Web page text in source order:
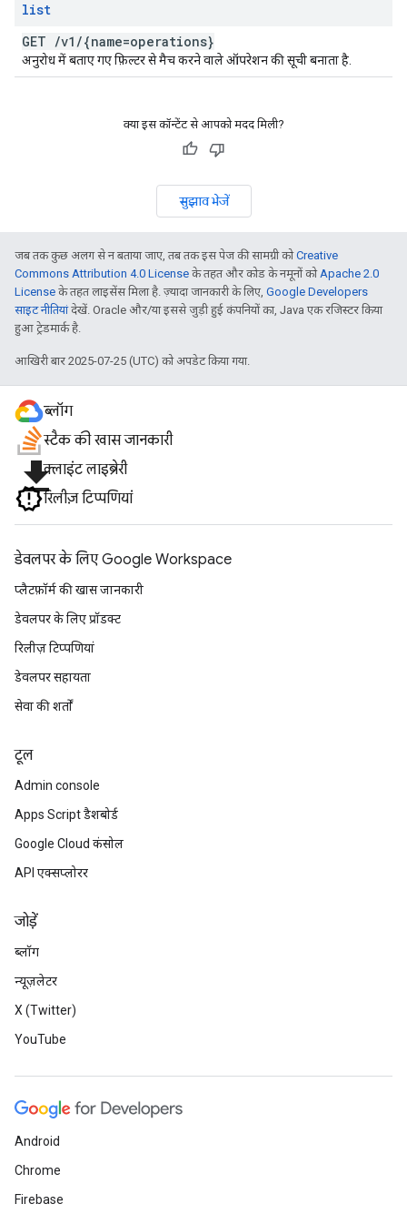
list
GET /v1 /{name=operations}
अनुरोध में बताए गए फ़िल्टर से मैच करने वाले ऑपरेशन की सूची बनाता है.
क्या इस कॉन्टेंट से आपको मदद मिली?
सुझाव भेजें
जब तक कुछ अलग से न बताया जाए, तब तक इस पेज की सामग्री कोCreative
Commons Attribution 4.0 License के तहत और कोड के नमूनों कोApache 2.0
License के तहत लाइसेंस मिला है. ज़्यादा जानकारी के लिए, Google Developers
साइट नीतियांदेखें. Oracle और/या इससे जुड़ी हुई कंपनियों का, Java एक रजिस्टर किया
हुआ ट्रेडमार्क है.
आखिरी बार 2025-07-25 (UTC) को अपडेट किया गया.
ब्लॉग
स्टैक की खास जानकारी
file_downloadक्लाइंट लाइब्रेरी
रिलीज़ टिप्पणियां
डेवलपर के लिए Google Workspace
प्लैटफ़ॉर्म की खास जानकारी
डेवलपर के लिए प्रॉडक्ट
रिलीज़ टिप्पणियां
डेवलपर सहायता
सेवा की शर्तों
टूल
Admin console
Apps Script डैशबोर्ड
Google Cloud कंसोल
API एक्सप्लोरर
जोड़ें
ब्लॉग
न्यूज़लेटर
X (Twitter)
YouTube
Android
Chrome
Firebase